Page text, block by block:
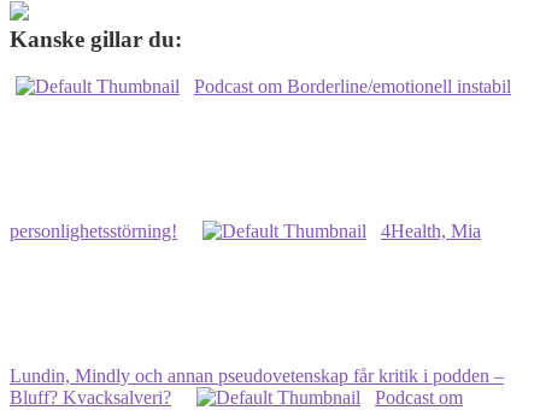
Kanske gillar du:
Podcast om Borderline/emotionell instabil
personlighetsstörning! 4Health, Mia
Lundin, Mindly och annan pseudovetenskap får kritik i podden –
Bluff? Kvacksalveri?
Podcast om